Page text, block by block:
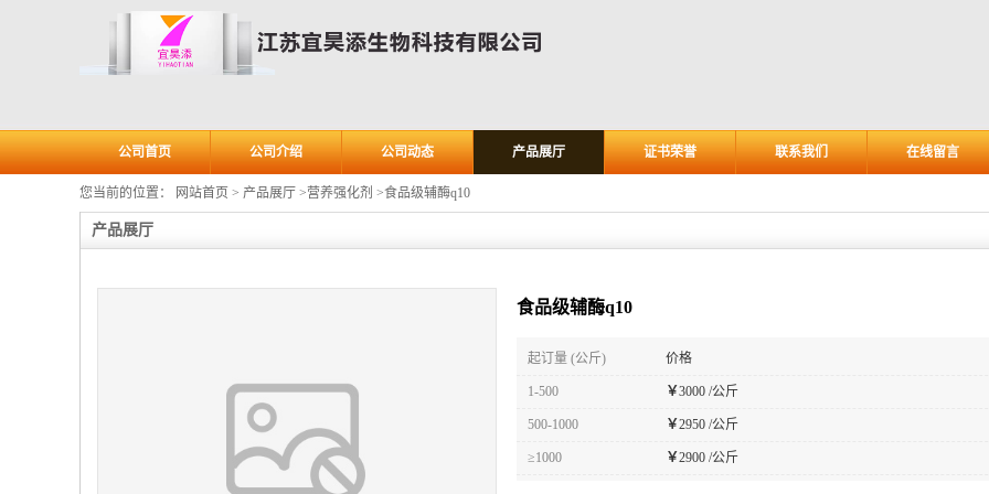
公司首页 公司介绍 公司动态 产品展厅 证书荣誉 联系我们 在线留言
您当前的位置： 网站首页 > 产品展厅 >营养强化剂 >食品级辅酶q10
产品展厅
食品级辅酶q10
起订量 (公斤) 价格
1-500 ￥3000 /公斤
500-1000 ￥2950 /公斤
≥1000 ￥2900 /公斤